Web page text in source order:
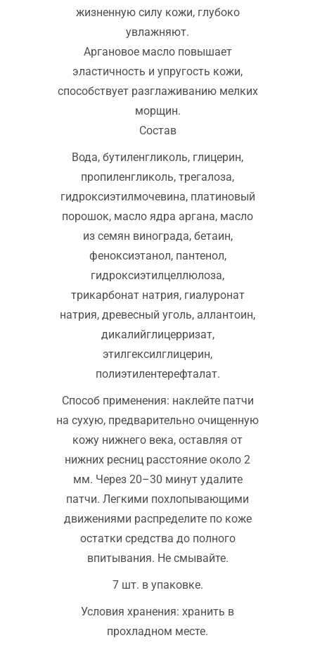
жизненную силу кожи, глубоко
увлажняют.
Аргановое масло повышает
эластичность и упругость кожи,
способствует разглаживанию мелких
морщин.
Состав
Вода, бутиленгликоль, глицерин,
пропиленгликоль, трегалоза,
гидроксиэтилмочевина, платиновый
порошок, масло ядра аргана, масло
из семян винограда, бетаин,
феноксиэтанол, пантенол,
гидроксиэтилцеллюлоза,
трикарбонат натрия, гиалуронат
натрия, древесный уголь, аллантоин,
дикалийглицерризат,
этилгексилглицерин,
полиэтилентерефталат.
Способ применения: наклейте патчи
на сухую, предварительно очищенную
кожу нижнего века, оставляя от
нижних ресниц расстояние около 2
мм. Через 20–30 минут удалите
патчи. Легкими похлопывающими
движениями распределите по коже
остатки средства до полного
впитывания. Не смывайте.
7 шт. в упаковке.
Условия хранения: хранить в
прохладном месте.